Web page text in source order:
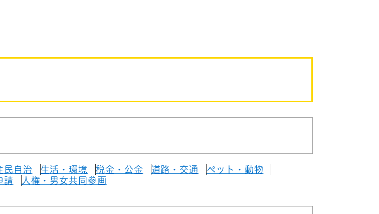
民自治 生活・環境 税金・公金 道路・交通
ペット・動物
請 人権・男女共同参画